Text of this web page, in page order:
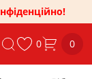
0 0